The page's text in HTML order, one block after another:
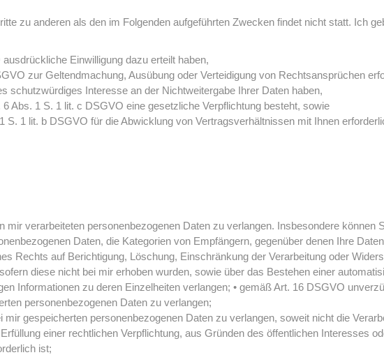
zu anderen als den im Folgenden aufgeführten Zwecken findet nicht statt. Ich
Einwilligung dazu erteilt haben,
zur Geltendmachung, Ausübung oder Verteidigung von Rechtsansprüchen
schutzwürdiges Interesse an der Nichtweitergabe Ihrer Daten haben,
Abs. 1 S. 1 lit. c DSGVO eine gesetzliche Verpflichtung besteht, sowie
S. 1 lit. b DSGVO für die Abwicklung von Vertragsverhältnissen mit Ihnen
verarbeiteten personenbezogenen Daten zu verlangen. Insbesondere können
Daten, die Kategorien von Empfängern, gegenüber denen Ihre
Rechts auf Berichtigung, Löschung, Einschränkung der Verarbeitung oder
diese nicht bei mir erhoben wurden, sowie über das Bestehen einer
Informationen zu deren Einzelheiten verlangen; • gemäß Art. 16 DSGVO
personenbezogenen Daten zu verlangen;
gespeicherten personenbezogenen Daten zu verlangen, soweit nicht die
einer rechtlichen Verpflichtung, aus Gründen des öffentlichen Interesses
ist;